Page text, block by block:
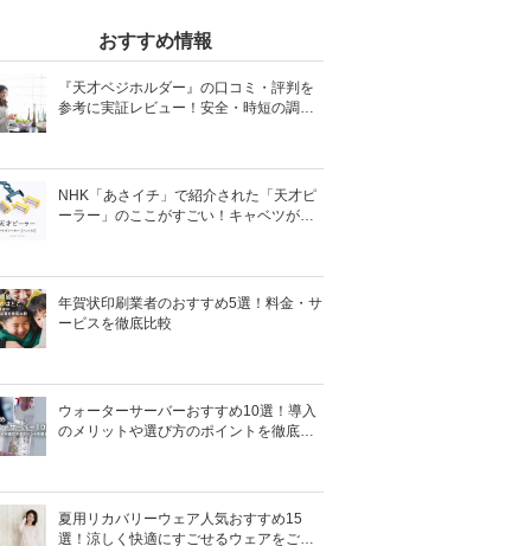
おすすめ情報
『天才ベジホルダー』の口コミ・評判を
参考に実証レビュー！安全・時短の調理
NHK「あさイチ」で紹介された「天才ピ
ーラー」のここがすごい！キャベツがほ
年賀状印刷業者のおすすめ5選！料金・サ
ービスを徹底比較
ウォーターサーバーおすすめ10選！導入
のメリットや選び方のポイントを徹底解
夏用リカバリーウェア人気おすすめ15
選！涼しく快適にすごせるウェアをご紹